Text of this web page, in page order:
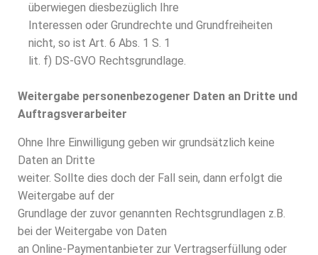
überwiegen diesbezüglich Ihre
Interessen oder Grundrechte und Grundfreiheiten
nicht, so ist Art. 6 Abs. 1 S. 1
lit. f) DS-GVO Rechtsgrundlage.
Weitergabe personenbezogener Daten an Dritte und
Auftragsverarbeiter
Ohne Ihre Einwilligung geben wir grundsätzlich keine
Daten an Dritte
weiter. Sollte dies doch der Fall sein, dann erfolgt die
Weitergabe auf der
Grundlage der zuvor genannten Rechtsgrundlagen z.B.
bei der Weitergabe von Daten
an Online-Paymentanbieter zur Vertragserfüllung oder